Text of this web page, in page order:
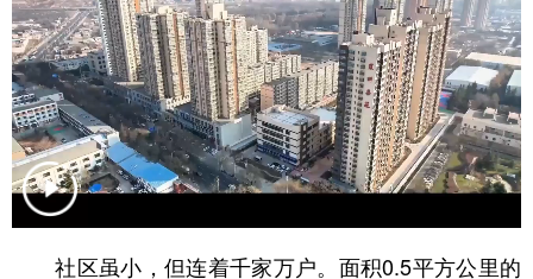
访谈 视频 图片 政务
法律 中央文件 金融 汽车
食品 人居 信息化 数字经济
学术中国 乡村振兴 银龄 溯源中国
社区虽小，但连着千家万户。面积0.5平方公里的